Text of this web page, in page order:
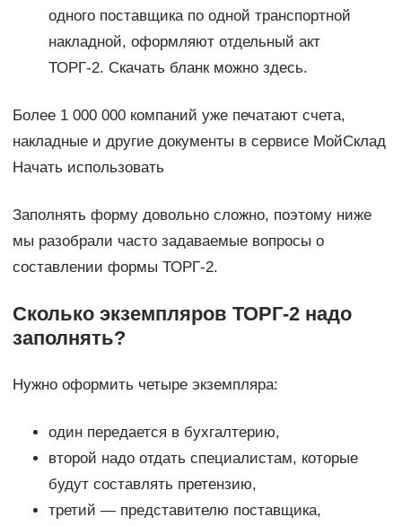
одного поставщика по одной транспортной
накладной, оформляют отдельный акт
ТОРГ-2. Скачать бланк можно здесь.
Более 1 000 000 компаний уже печатают счета,
накладные и другие документы в сервисе МойСклад
Начать использовать
Заполнять форму довольно сложно, поэтому ниже
мы разобрали часто задаваемые вопросы о
составлении формы ТОРГ-2.
Сколько экземпляров ТОРГ-2 надо
заполнять?
Нужно оформить четыре экземпляра:
один передается в бухгалтерию,
второй надо отдать специалистам, которые
будут составлять претензию,
третий — представителю поставщика,